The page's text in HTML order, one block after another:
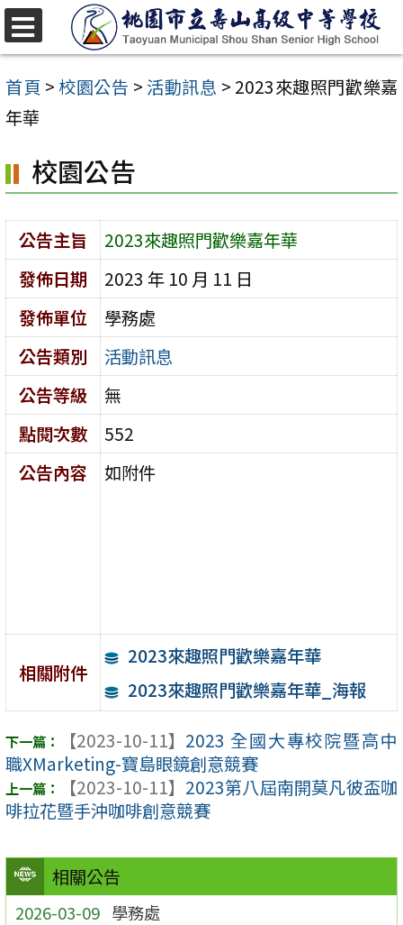
跳
至
主
要
容
區
首頁 >校園公告 > 活動訊息 > 2023來趣照門歡樂嘉
年華
相關公告
2026-03-09 學務處
校園公告
公告主旨
2023來趣照門歡樂嘉年華
發佈日期
2023 年 10 月 11 日
發佈單位
學務處
公告類別
活動訊息
公告等級
無
點閱次數
552
公告內容
如附件
相關附件
2023來趣照門歡樂嘉年華
2023來趣照門歡樂嘉年華_海報
【2023-10-11】 2023 全國大專校院暨高中
職XMarketing-寶島眼鏡創意競賽
【2023-10-11】 2023第八屆南開莫凡彼盃咖
啡拉花暨手沖咖啡創意競賽
選
單